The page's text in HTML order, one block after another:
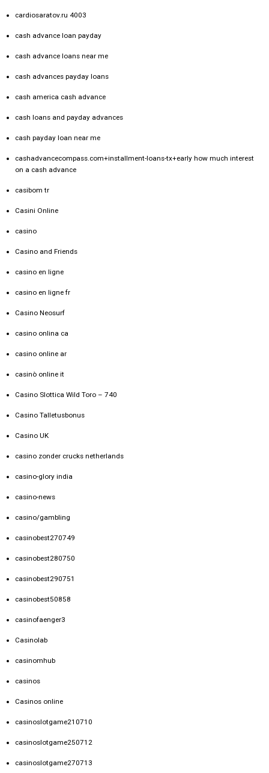
cardiosaratov.ru 4003
cash advance loan payday
cash advance loans near me
cash advances payday loans
cash america cash advance
cash loans and payday advances
cash payday loan near me
cashadvancecompass.com+installment-loans-tx+early how much interest
on a cash advance
casibom tr
Casini Online
casino
Casino and Friends
casino en ligne
casino en ligne fr
Casino Neosurf
casino onlina ca
casino online ar
casinò online it
Casino Slottica Wild Toro – 740
Casino Talletusbonus
Casino UK
casino zonder crucks netherlands
casino-glory india
casino-news
casino/gambling
casinobest270749
casinobest280750
casinobest290751
casinobest50858
casinofaenger3
Casinolab
casinomhub
casinos
Casinos online
casinoslotgame210710
casinoslotgame250712
casinoslotgame270713